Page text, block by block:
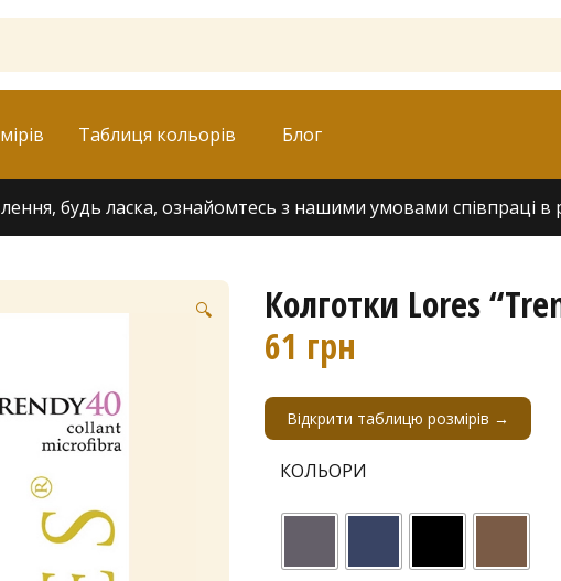
Таблиця кольорів Блог
будь ласка, ознайомтесь з нашими умовами співпраці в
🔍
Колготки Lores
61 грн
Відкрити таблицю розмірів →
КОЛЬОРИ